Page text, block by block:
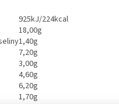
925kJ/224kcal
18,00g
1,40g
7,20g
3,00g
4,60g
6,20g
1,70g